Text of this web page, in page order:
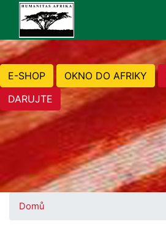
E-SHOP OKNO DO AFRIKY
DARUJTE
Domů